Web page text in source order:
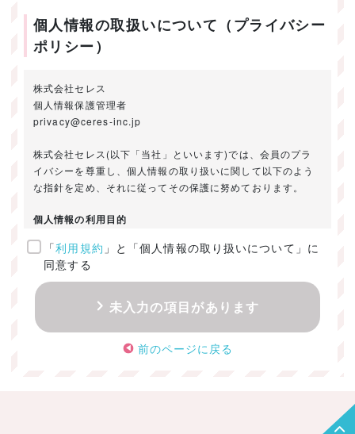
個人情報の取扱いについて（プライバシー
ポリシー）
株式会社セレス
個人情報保護管理者
privacy@ceres-inc.jp
株式会社セレス(以下「当社」といいます)では、会員のプラ
イバシーを尊重し、個人情報の取り扱いに関して以下のよう
な指針を定め、それに従ってその保護に努めております。
個人情報の利用目的
ご提供いただきました個人情報は、以下のためにのみ利用い
たします。
・お問い合わせに対する回答及び資料送付のご連絡
・当社のお客様向けサービスの提供
・本人確認
・サービスの開発・改善のための分析
「利用規約 」と「個人情報の取り扱いについて」に
同意する
未入力の項目があります
前のページに戻る